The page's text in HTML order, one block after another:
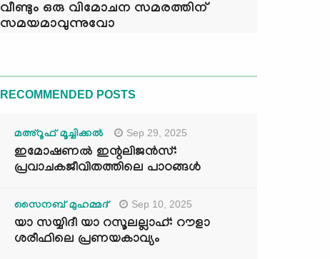
വീണ്ടും ഒരു വിമോചന സമരത്തിന്
സമയമാവുന്നുവോ
RECOMMENDED POSTS
മഅ്റൂഫ് മൂച്ചിക്കല്‍ Sep 29, 2025
ഇമോഷണൽ ഇന്റലിജൻസ്:
പ്രവാചകജീവിതത്തിലെ പാഠങ്ങൾ
സൈനബ് മുഹമ്മദ് Sep 10, 2025
യാ സയ്യിദീ യാ റസൂലല്ലാഹ്: റൗളാ
ശരീഫിലെ പ്രണയകാവ്യം